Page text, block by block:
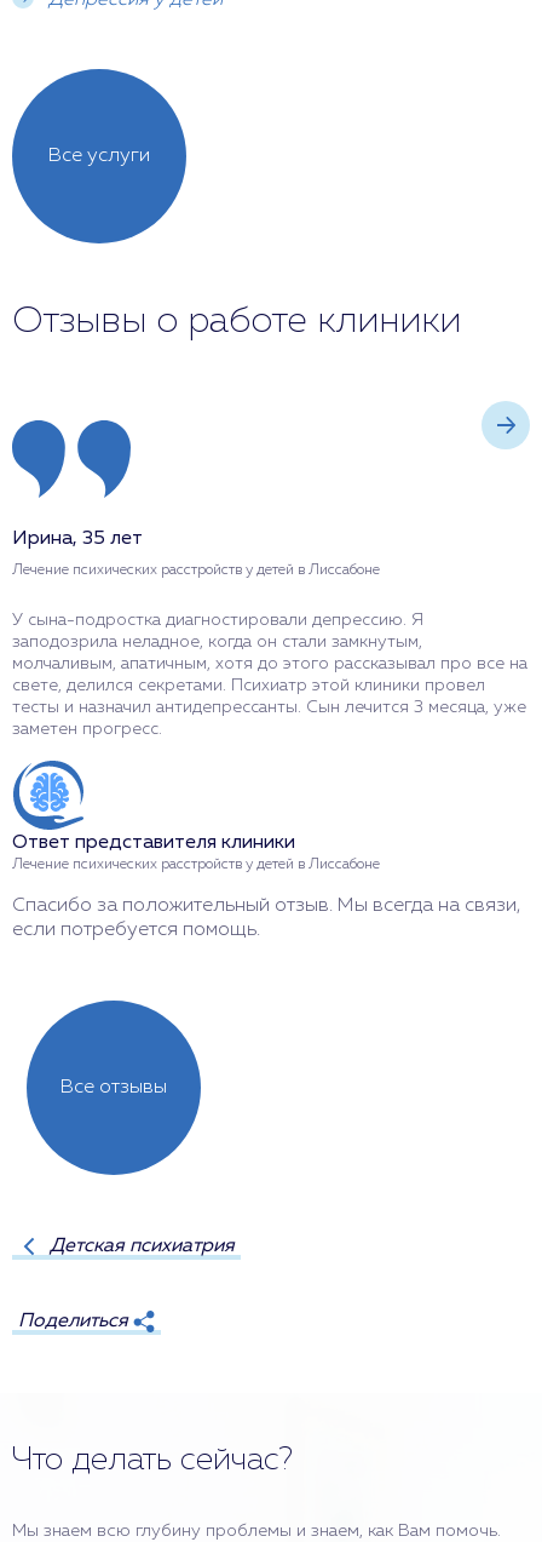
Все услуги
Отзывы о работе клиники
Ирина, 35 лет
Лечение психических расстройств у детей в Лиссабоне
У сына-подростка диагностировали депрессию. Я
заподозрила неладное, когда он стали замкнутым,
молчаливым, апатичным, хотя до этого рассказывал про все на
свете, делился секретами. Психиатр этой клиники провел
тесты и назначил антидепрессанты. Сын лечится 3 месяца, уже
заметен прогресс.
Ответ представителя клиники
Лечение психических расстройств у детей в Лиссабоне
Спасибо за положительный отзыв. Мы всегда на связи,
если потребуется помощь.
Все отзывы
Детская психиатрия
Поделиться
Что делать сейчас?
Мы знаем всю глубину проблемы и знаем, как Вам помочь.